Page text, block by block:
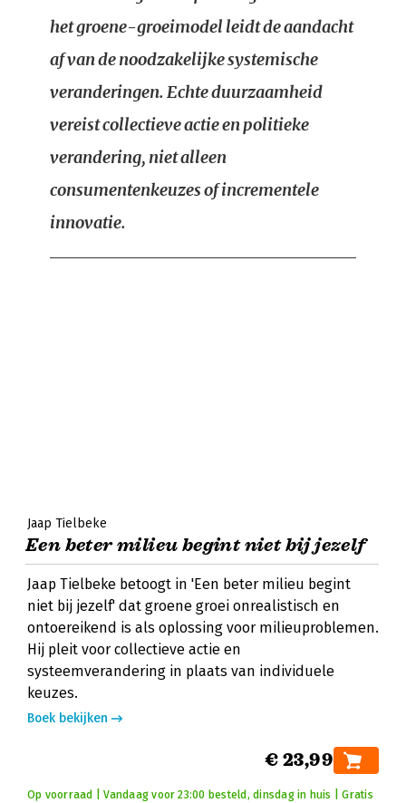
het groene-groeimodel leidt de aandacht
af van de noodzakelijke systemische
veranderingen. Echte duurzaamheid
vereist collectieve actie en politieke
verandering, niet alleen
consumentenkeuzes of incrementele
innovatie.
Jaap Tielbeke
Een beter milieu begint niet bij jezelf
Jaap Tielbeke betoogt in 'Een beter milieu begint
niet bij jezelf' dat groene groei onrealistisch en
ontoereikend is als oplossing voor milieuproblemen.
Hij pleit voor collectieve actie en
systeemverandering in plaats van individuele
keuzes.
Boek bekijken
€ 23,99
Op voorraad | Vandaag voor 23:00 besteld, dinsdag in huis | Gratis